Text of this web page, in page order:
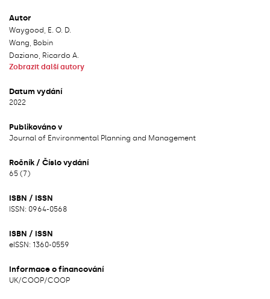
Autor
Waygood, E. O. D.
Wang, Bobin
Daziano, Ricardo A.
Zobrazit další autory
Datum vydání
2022
Publikováno v
Journal of Environmental Planning and Management
Ročník / Číslo vydání
65 (7)
ISBN / ISSN
ISSN: 0964-0568
ISBN / ISSN
eISSN: 1360-0559
Informace o financování
UK/COOP/COOP